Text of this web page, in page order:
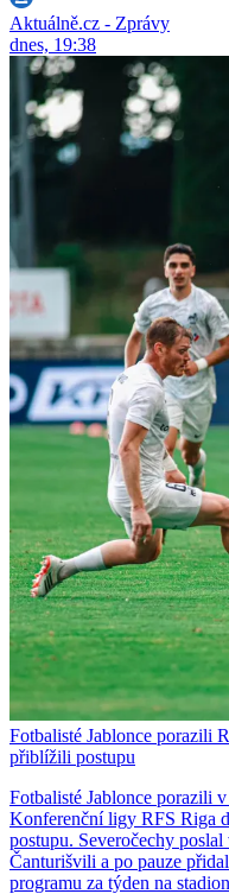
Aktuálně.cz - Zprávy
dnes, 19:38
Fotbalisté Jablonce porazili
přiblížili postupu
Fotbalisté Jablonce porazili
Konferenční ligy RFS Riga
postupu. Severočechy
Čanturišvili a po pauze
programu za týden na